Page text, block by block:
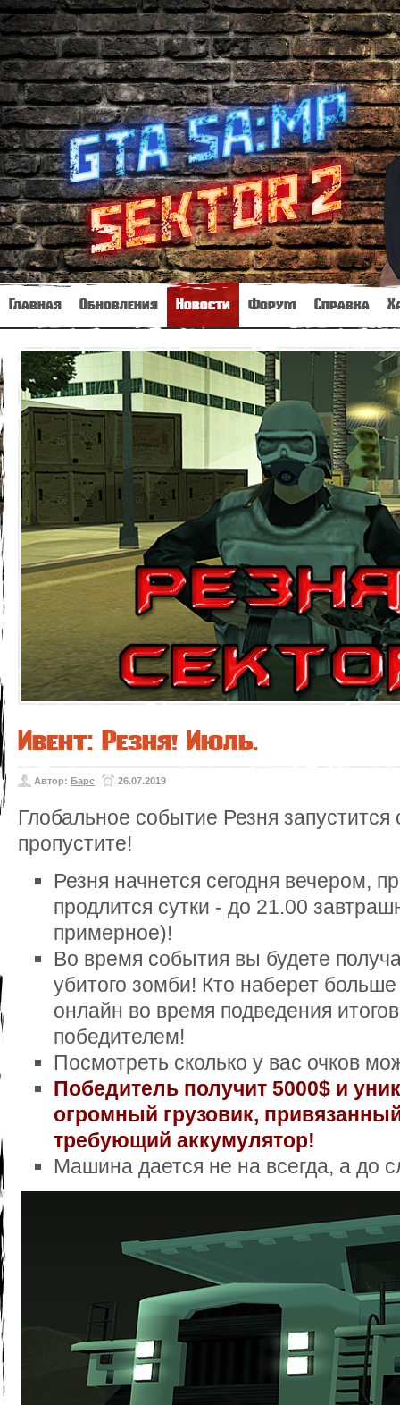
Главная Обновления Новости Форум Справка
Ивент: Резня! Июль.
Автор: Барс 26.07.2019
Глобальное событие Резня
пропустите!
Резня начнется сегодня вечером,
продлится сутки - до 21.00
примерное)!
Во время события вы будете
убитого зомби! Кто наберет больше
онлайн во время подведения
победителем!
Посмотреть сколько у вас очков
Победитель получит 5000$ и
огромный грузовик,
требующий аккумулятор!
Машина дается не на всегда, а до